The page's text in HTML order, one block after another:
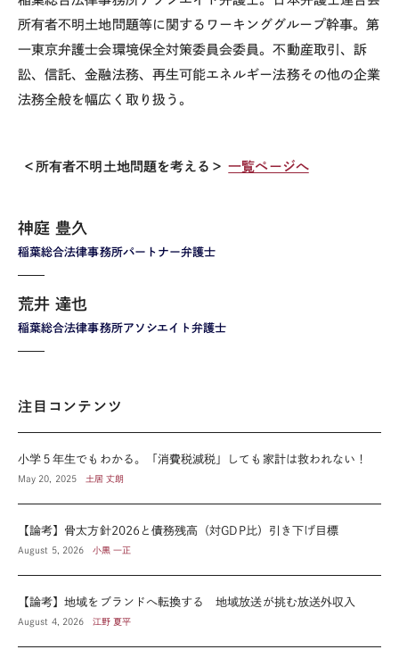
所有者不明土地問題等に関するワーキンググループ幹事。第
一東京弁護士会環境保全対策委員会委員。不動産取引、訴
訟、信託、金融法務、再生可能エネルギー法務その他の企業
法務全般を幅広く取り扱う。
＜所有者不明土地問題を考える＞一覧ページへ
稲葉総合法律事務所パートナー弁護士
神庭 豊久
稲葉総合法律事務所アソシエイト弁護士
荒井 達也
注目コンテンツ
小学５年生でもわかる。「消費税減税」しても家計は救われない！
May 20, 2025 土居 丈朗
【論考】骨太方針2026と債務残高（対GDP比）引き下げ目標
August 5, 2026 小黒 一正
【論考】地域をブランドへ転換する 地域放送が挑む放送外収入
August 4, 2026 江野 夏平